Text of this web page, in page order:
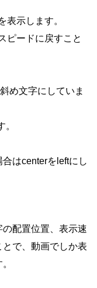
示します。
ピードに戻すこと
め文字にしていま
はcenterをleftにし
配置位置、表示速
で、動画でしか表